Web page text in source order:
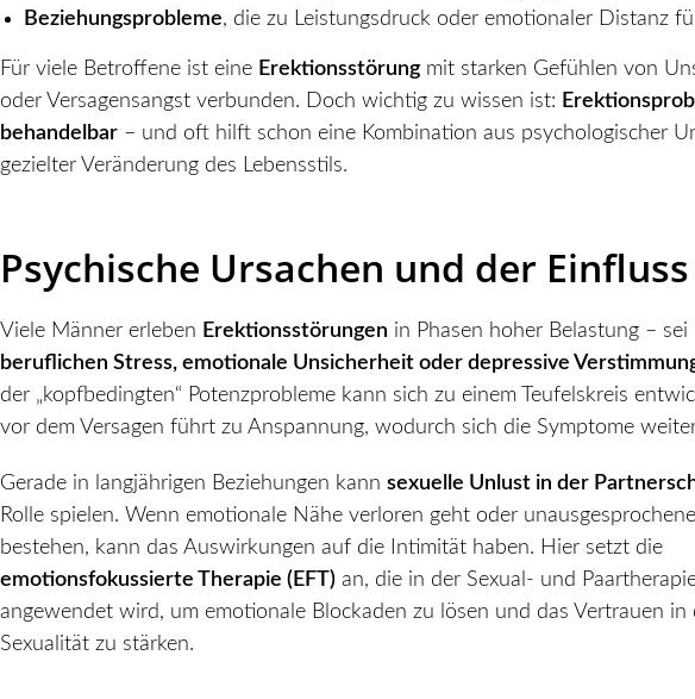
Beziehungsprobleme, die zu Leistungsdruck oder emotionaler Distanz
Für viele Betroffene ist eine Erektionsstörung mit starken Gefühlen von
oder Versagensangst verbunden. Doch wichtig zu wissen ist:
behandelbar – und oft hilft schon eine Kombination aus psychologischer
gezielter Veränderung des Lebensstils.
Psychische Ursachen und der
Viele Männer erleben Erektionsstörungen in Phasen hoher Belastung – sei
beruflichen Stress, emotionale Unsicherheit oder depressive
der „kopfbedingten“ Potenzprobleme kann sich zu einem Teufelskreis
vor dem Versagen führt zu Anspannung, wodurch sich die Symptome
Gerade in langjährigen Beziehungen kann sexuelle Unlust in der
Rolle spielen. Wenn emotionale Nähe verloren geht oder
bestehen, kann das Auswirkungen auf die Intimität haben. Hier setzt die
emotionsfokussierte Therapie (EFT) an, die in der Sexual- und
angewendet wird, um emotionale Blockaden zu lösen und das Vertrauen in
Sexualität zu stärken.